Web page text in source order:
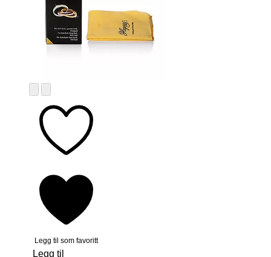
Legg til som favoritt
Legg til